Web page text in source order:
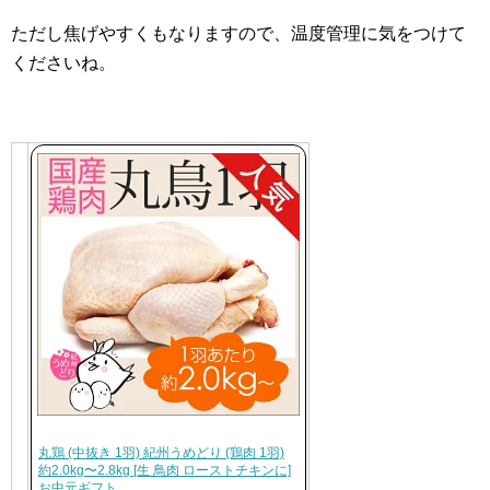
ただし焦げやすくもなりますので、温度管理に気をつけて
くださいね。
丸鶏 (中抜き 1羽) 紀州うめどり (鶏肉 1羽)
約2.0kg〜2.8kg [生 鳥肉 ローストチキンに]